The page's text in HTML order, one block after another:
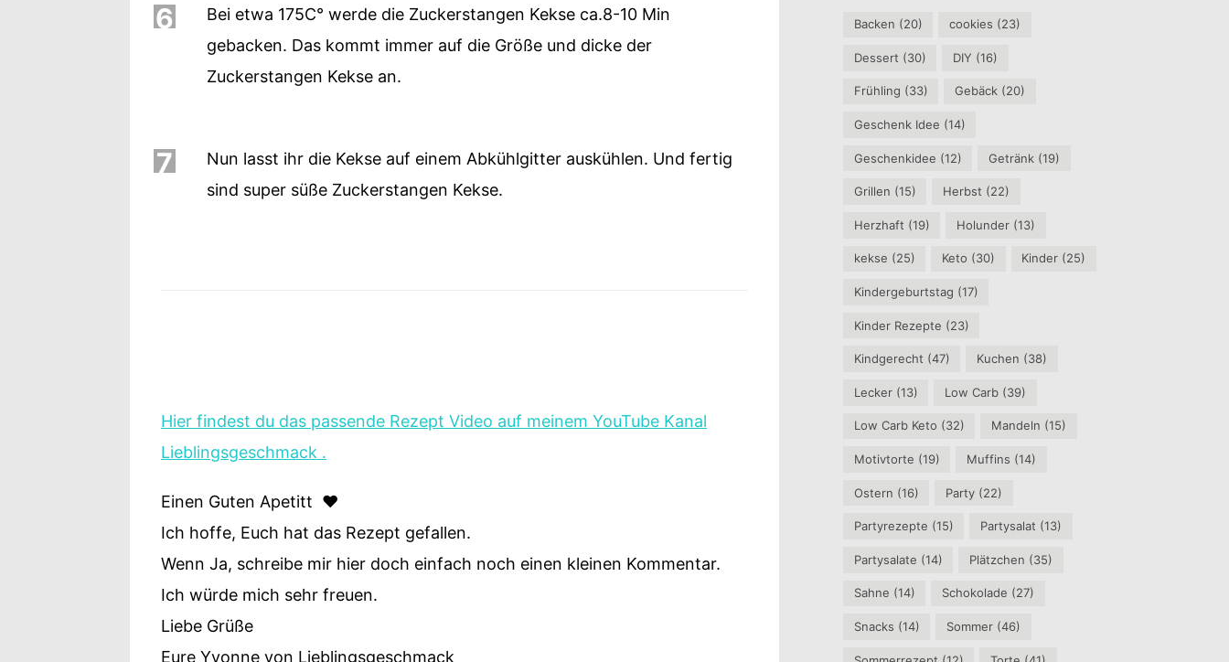
6
Bei etwa 175C° werde die Zuckerstangen Kekse ca.8-10 Min
gebacken. Das kommt immer auf die Größe und dicke der
Zuckerstangen Kekse an.
7
Nun lasst ihr die Kekse auf einem Abkühlgitter auskühlen. Und fertig
sind super süße Zuckerstangen Kekse.
Hier findest du das passende Rezept Video auf meinem YouTube Kanal
Lieblingsgeschmack .
Einen Guten Apetitt ❤️
Ich hoffe, Euch hat das Rezept gefallen.
Wenn Ja, schreibe mir hier doch einfach noch einen kleinen Kommentar.
Ich würde mich sehr freuen.
Liebe Grüße
Eure Yvonne von Lieblingsgeschmack
Backen (20) cookies (23)
Dessert (30) DIY (16)
Frühling (33) Gebäck (20)
Geschenk Idee (14)
Geschenkidee (12) Getränk (19)
Grillen (15) Herbst (22)
Herzhaft (19) Holunder (13)
kekse (25) Keto (30) Kinder (25)
Kindergeburtstag (17)
Kinder Rezepte (23)
Kindgerecht (47) Kuchen (38)
Lecker(13) Low Carb (39)
Low Carb Keto (32) Mandeln (15)
Motivtorte (19) Muffins (14)
Ostern (16) Party (22)
Partyrezepte (15) Partysalat (13)
Partysalate (14) Plätzchen (35)
Sahne (14) Schokolade (27)
Snacks (14) Sommer (46)